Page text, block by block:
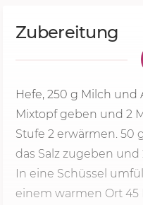
Zubereitung
Hefe, 250 g Milch und
Mixtopf geben und 2
Stufe 2 erwärmen. 50
das Salz zugeben und
In eine Schüssel
einem warmen Ort 45